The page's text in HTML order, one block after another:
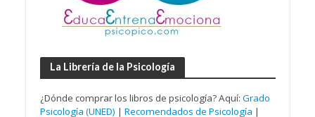
La Librería de la Psicología
¿Dónde comprar los libros de psicología? Aquí: Grado
Psicología (UNED) | Recomendados de Psicología |